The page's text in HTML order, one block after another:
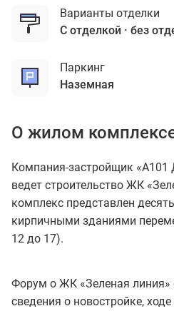
Варианты отделки
с отделкой
без
Паркинг
наземная
О жилом
Компания-застройщик
ведет строительство ЖК
комплекс представлен
кирпичными зданиями
12 до 17).
Форум о ЖК «Зеленая линия»
сведения о новостройке,